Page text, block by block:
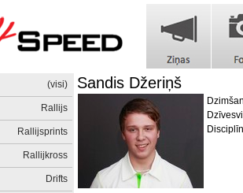
(visi)
Rallijs
Rallijsprints
Rallijkross
Drifts
Sandis Džeriņš